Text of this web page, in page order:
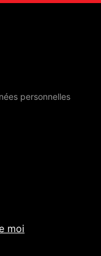
personnelles
moi